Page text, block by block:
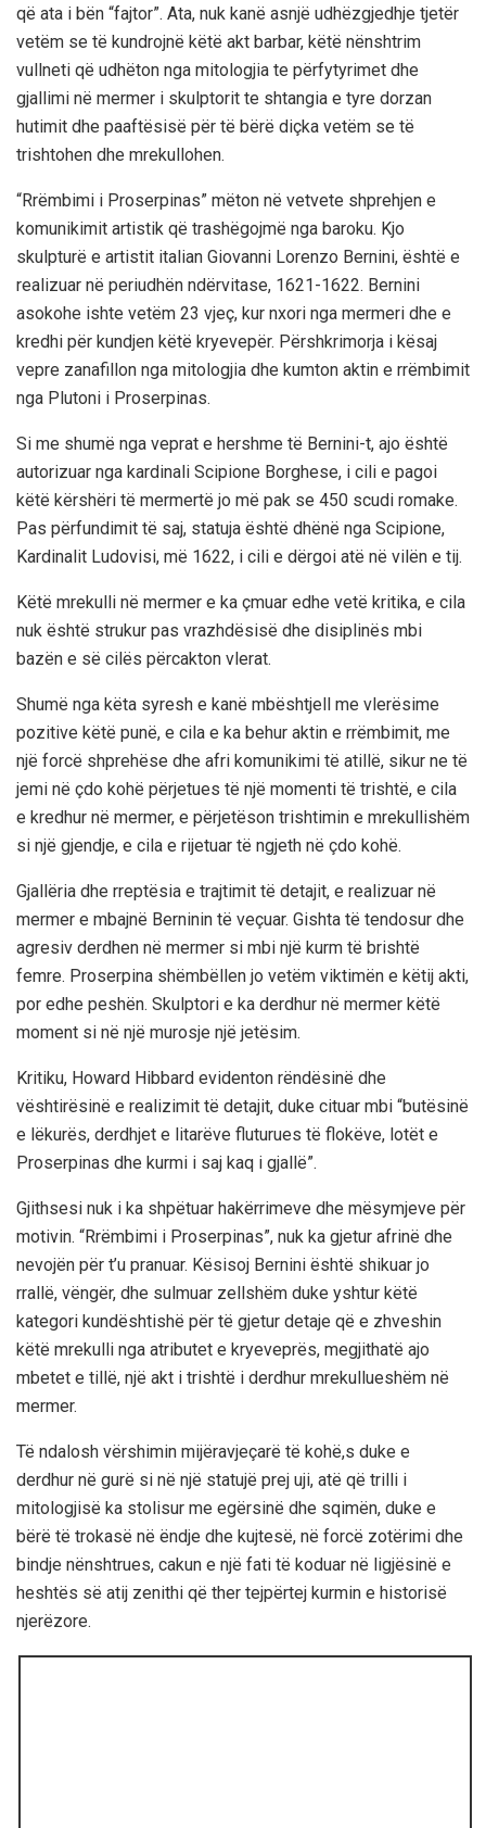
që ata i bën “fajtor”. Ata, nuk kanë asnjë udhëzgjedhje tjetër
vetëm se të kundrojnë këtë akt barbar, këtë nënshtrim
vullneti që udhëton nga mitologjia te përfytyrimet dhe
gjallimi në mermer i skulptorit te shtangia e tyre dorzan
hutimit dhe paaftësisë për të bërë diçka vetëm se të
trishtohen dhe mrekullohen.
“Rrëmbimi i Proserpinas” mëton në vetvete shprehjen e
komunikimit artistik që trashëgojmë nga baroku. Kjo
skulpturë e artistit italian Giovanni Lorenzo Bernini, është e
realizuar në periudhën ndërvitase, 1621-1622. Bernini
asokohe ishte vetëm 23 vjeç, kur nxori nga mermeri dhe e
kredhi për kundjen këtë kryevepër. Përshkrimorja i kësaj
vepre zanafillon nga mitologjia dhe kumton aktin e rrëmbimit
nga Plutoni i Proserpinas.
Si me shumë nga veprat e hershme të Bernini-t, ajo është
autorizuar nga kardinali Scipione Borghese, i cili e pagoi
këtë kërshëri të mermertë jo më pak se 450 scudi romake.
Pas përfundimit të saj, statuja është dhënë nga Scipione,
Kardinalit Ludovisi, më 1622, i cili e dërgoi atë në vilën e tij.
Këtë mrekulli në mermer e ka çmuar edhe vetë kritika, e cila
nuk është strukur pas vrazhdësisë dhe disiplinës mbi
bazën e së cilës përcakton vlerat.
Shumë nga këta syresh e kanë mbështjell me vlerësime
pozitive këtë punë, e cila e ka behur aktin e rrëmbimit, me
një forcë shprehëse dhe afri komunikimi të atillë, sikur ne të
jemi në çdo kohë përjetues të një momenti të trishtë, e cila
e kredhur në mermer, e përjetëson trishtimin e mrekullishëm
si një gjendje, e cila e rijetuar të ngjeth në çdo kohë.
Gjallëria dhe rreptësia e trajtimit të detajit, e realizuar në
mermer e mbajnë Berninin të veçuar. Gishta të tendosur dhe
agresiv derdhen në mermer si mbi një kurm të brishtë
femre. Proserpina shëmbëllen jo vetëm viktimën e këtij akti,
por edhe peshën. Skulptori e ka derdhur në mermer këtë
moment si në një murosje një jetësim.
Kritiku, Howard Hibbard evidenton rëndësinë dhe
vështirësinë e realizimit të detajit, duke cituar mbi “butësinë
e lëkurës, derdhjet e litarëve fluturues të flokëve, lotët e
Proserpinas dhe kurmi i saj kaq i gjallë”.
Gjithsesi nuk i ka shpëtuar hakërrimeve dhe mësymjeve për
motivin. “Rrëmbimi i Proserpinas”, nuk ka gjetur afrinë dhe
nevojën për t’u pranuar. Kësisoj Bernini është shikuar jo
rrallë, vëngër, dhe sulmuar zellshëm duke yshtur këtë
kategori kundështishë për të gjetur detaje që e zhveshin
këtë mrekulli nga atributet e kryeveprës, megjithatë ajo
mbetet e tillë, një akt i trishtë i derdhur mrekullueshëm në
mermer.
Të ndalosh vërshimin mijëravjeçarë të kohë,s duke e
derdhur në gurë si në një statujë prej uji, atë që trilli i
mitologjisë ka stolisur me egërsinë dhe sqimën, duke e
bërë të trokasë në ëndje dhe kujtesë, në forcë zotërimi dhe
bindje nënshtrues, cakun e një fati të koduar në ligjësinë e
heshtës së atij zenithi që ther tejpërtej kurmin e historisë
njerëzore.